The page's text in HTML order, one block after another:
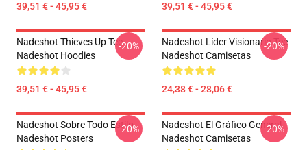
39,51 € - 45,95 € 39,51 € - 45,95 €
Nadeshot Thieves Up Tee
Nadeshot Hoodies
39,51 € - 45,95 €
-20%
Nadeshot Líder Visionario Tee
Nadeshot Camisetas
24,38 € - 28,06 €
-20%
Nadeshot Sobre Todo Estilo
Nadeshot Posters
-20%
Nadeshot El Gráfico General
Nadeshot Camisetas
-20%